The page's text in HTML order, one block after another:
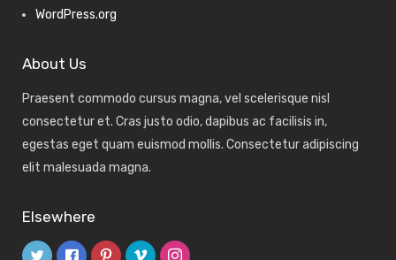
WordPress.org
About Us
Praesent commodo cursus magna, vel scelerisque nisl
consectetur et. Cras justo odio, dapibus ac facilisis in,
egestas eget quam euismod mollis. Consectetur adipiscing
elit malesuada magna.
Elsewhere